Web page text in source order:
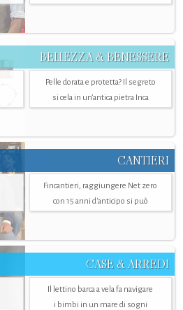
BELLEZZA & BENESSERE
Pelle dorata e protetta? Il segreto
si cela in un’antica pietra Inca
CANTIERI
Fincantieri, raggiungere Net zero
con 15 anni d'anticipo si può
CASE & ARREDI
Il lettino barca a vela fa navigare
i bimbi in un mare di sogni